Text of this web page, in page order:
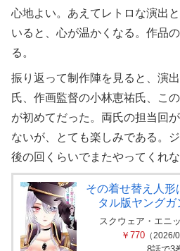
心地よい。あえてレトロな演出
いると、心が温かくなる。作品
る。
振り返って制作陣を見ると、演
氏、作画監督の小林恵祐氏、こ
が初めてだった。両氏の担当回
ないが、とても楽しみである。
後の回くらいでまたやってくれ
その着せ替え人形
タル版ヤング
スクウェア・エニ
￥770 （2026/